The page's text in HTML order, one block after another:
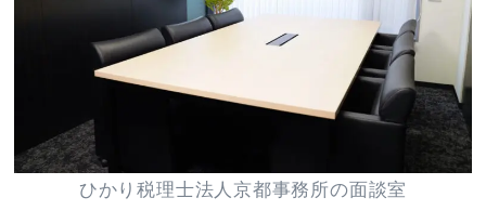
ひかり税理士法人京都事務所の面談室